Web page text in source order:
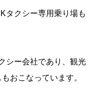
タクシー専用乗り場も
シー会社であり、観光
おこなっています。